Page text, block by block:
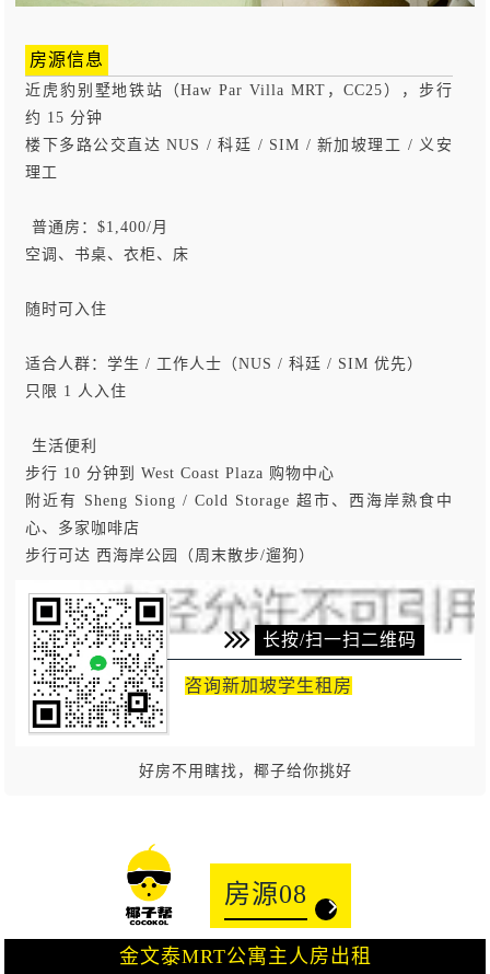
房源信息
近虎豹别墅地铁站（Haw Par Villa MRT，CC25），步行
约 15 分钟
楼下多路公交直达 NUS / 科廷 / SIM / 新加坡理工 / 义安
理工
️ 普通房：$1,400/月
空调、书桌、衣柜、床
随时可入住
适合人群：学生 / 工作人士（NUS / 科廷 / SIM 优先）
只限 1 人入住
️ 生活便利
步行 10 分钟到 West Coast Plaza 购物中心
附近有 Sheng Siong / Cold Storage 超市、西海岸熟食中
心、多家咖啡店
步行可达 西海岸公园（周末散步/遛狗）
长按/扫一扫二维码
咨询新加坡学生租房
好房不用瞎找，椰子给你挑好
房源08
金文泰MRT公寓主人房出租